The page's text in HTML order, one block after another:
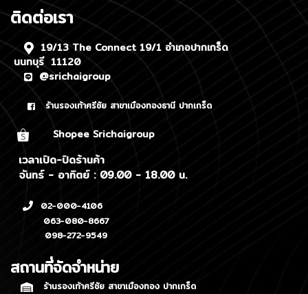
ติดต่อเรา
19/13 The Connect 19/1 อำเภอปากเกร็ด
นนทบุรี 11120
@srichaigroup
ร้านรองเท้าศรีชัย สาขาเมืองทองธานี ปากเกร็ด
Shopee Srichaigroup
เวลาเปิด-ปิดร้านค้า
จันทร์ - อาทิตย์ : 09.00 - 18.00 น.
02-000-4106
063-080-8667
098-272-9549
สถานที่จัดจำหน่าย
ร้านรองเท้าศรีชัย สาขาเมืองทอง ปากเกร็ด